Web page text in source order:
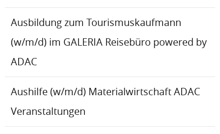
Ausbildung zum Tourismuskaufmann
(w/m/d) im GALERIA Reisebüro powered by
ADAC
Aushilfe (w/m/d) Materialwirtschaft ADAC
Veranstaltungen